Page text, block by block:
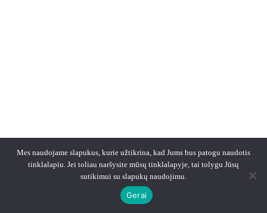
Mes naudojame slapukus, kurie užtikrina, kad Jums bus patogu naudotis
tinklalapiu. Jei toliau naršysite mūsų tinklalapyje, tai tolygu Jūsų
sutikimui su slapukų naudojimu.
Gerai